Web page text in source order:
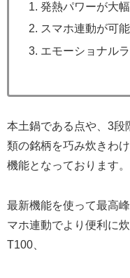
発熱パワーが大
スマホ連動が可
エモーショナル
本土鍋である点や、3段
類の銘柄を巧み炊きわ
機能となっております。
最新機能を使って最高
マホ連動でより便利に
T100、